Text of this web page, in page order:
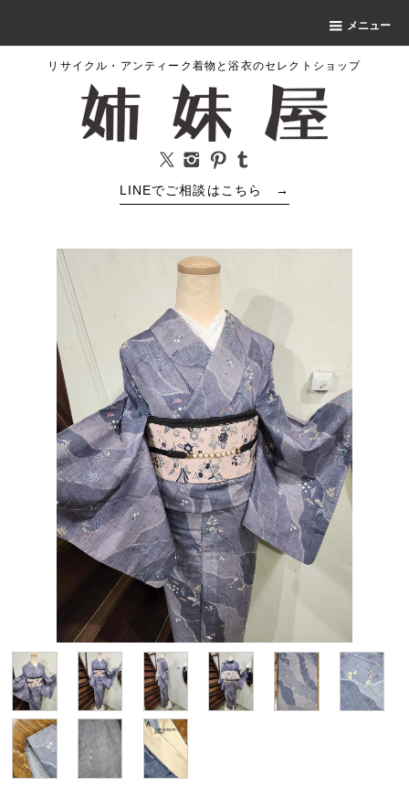
メニュー
リサイクル・アンティーク着物と浴衣のセレクトショップ
LINEでご相談はこちら →